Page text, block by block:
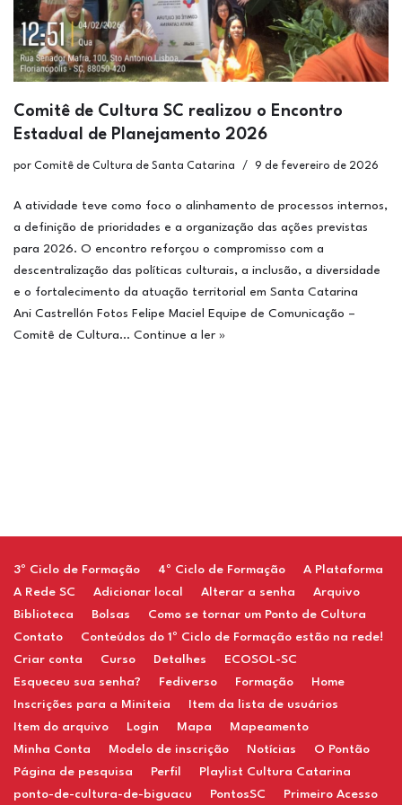
Comitê de Cultura SC realizou o Encontro
Estadual de Planejamento 2026
por Comitê de Cultura de Santa Catarina 9 de fevereiro de 2026
A atividade teve como foco o alinhamento de processos internos,
a definição de prioridades e a organização das ações previstas
para 2026. O encontro reforçou o compromisso com a
descentralização das políticas culturais, a inclusão, a diversidade
e o fortalecimento da atuação territorial em Santa Catarina
Ani Castrellón Fotos Felipe Maciel Equipe de Comunicação –
Comitê de Cultura… Continue a ler »
3º Ciclo de Formação 4º Ciclo de Formação
A Plataforma
A Rede SC
Adicionar local Alterar a senha
Arquivo
Biblioteca
Bolsas
Como se tornar um Ponto de Cultura
Contato
Conteúdos do 1º Ciclo de Formação estão na rede!
Criar conta
Curso Detalhes
ECOSOL-SC
Esqueceu sua senha?
Fediverso Formação
Home
Inscrições para a Miniteia
Item da lista de usuários
Item do arquivo
Login Mapa
Mapeamento
Minha Conta
Modelo de inscrição Notícias
O Pontão
Página de pesquisa
Perfil
Playlist Cultura Catarina
ponto-de-cultura-de-biguacu
PontosSC Primeiro Acesso